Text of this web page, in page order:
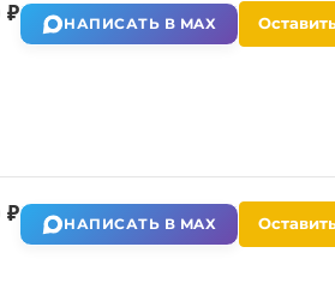
₽ НАПИСАТЬ В MAX
₽ НАПИСАТЬ В MAX